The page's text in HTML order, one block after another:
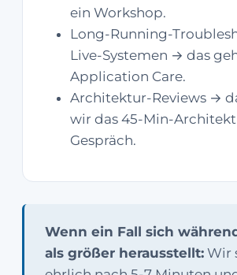
ein Workshop.
Long-Running-
Live-Systemen → das
Application Care.
Architektur-Reviews →
wir das 45-Min-
Gespräch.
Wenn ein Fall sich
als größer herausstellt: Wir